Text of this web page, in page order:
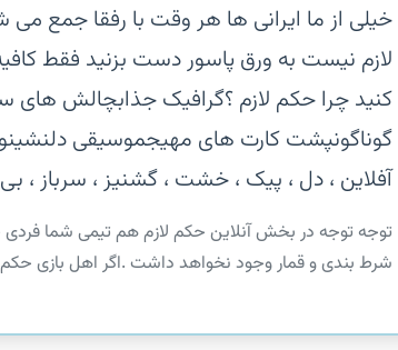
خیلی از ما ایرانی ها هر وقت با رفقا جمع
لازم نیست به ورق پاسور دست بزنید ‏فقط کافیه
کنید‏ چرا حکم لازم ؟‏گرافیک جذاب‏چالش های
گوناگون‏پشت کارت های مهیج‏موسیقی
آفلاین ، دل ، پیک ، خشت ، گشنیز ، سرباز ، بی
‏‏توجه توجه‏ در بخش آنلاین حکم لازم هم تیمی شما
شرط بندی و قمار وجود نخواهد داشت .‏اگر اهل بازی